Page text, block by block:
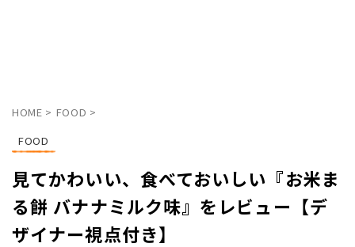
HOME > FOOD >
FOOD
見てかわいい、食べておいしい『お米ま
る餅 バナナミルク味』をレビュー【デ
ザイナー視点付き】